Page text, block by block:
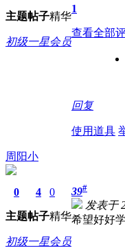
主题帖子精华
初级一星会员
1
查看全部
回复
使用道具
周阳小
0
主题
4
帖子
0
精华
初级一星会员
39#
发表于
希望好好